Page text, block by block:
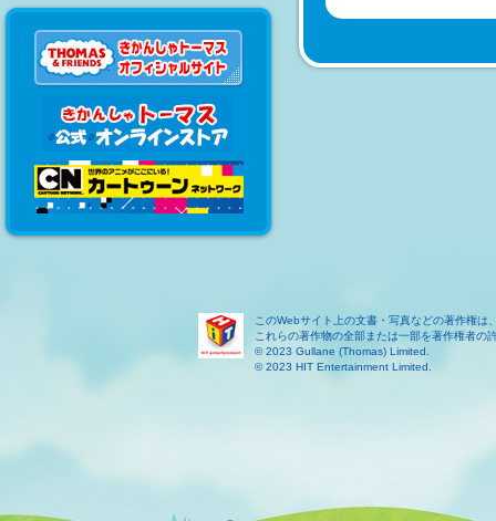
このWebサイト上の文書・写真などの著作権は
これらの著作物の全部または一部を著作権者の
© 2023 Gullane (Thomas) Limited.
© 2023 HIT Entertainment Limited.